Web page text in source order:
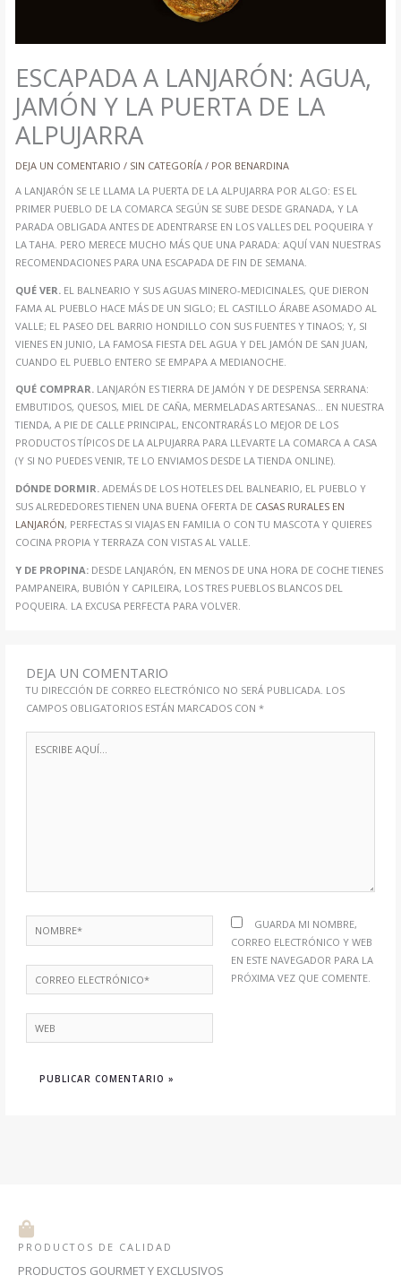
ESCAPADA A LANJARÓN: AGUA,
JAMÓN Y LA PUERTA DE LA
ALPUJARRA
DEJA UN COMENTARIO / SIN CATEGORÍA/ POR BENARDINA
A LANJARÓN SE LE LLAMA LA PUERTA DE LA ALPUJARRA POR ALGO: ES EL
PRIMER PUEBLO DE LA COMARCA SEGÚN SE SUBE DESDE GRANADA, Y LA
PARADA OBLIGADA ANTES DE ADENTRARSE EN LOS VALLES DEL POQUEIRA Y
LA TAHA. PERO MERECE MUCHO MÁS QUE UNA PARADA: AQUÍ VAN NUESTRAS
RECOMENDACIONES PARA UNA ESCAPADA DE FIN DE SEMANA.
QUÉ VER. EL BALNEARIO Y SUS AGUAS MINERO-MEDICINALES, QUE DIERON
FAMA AL PUEBLO HACE MÁS DE UN SIGLO; EL CASTILLO ÁRABE ASOMADO AL
VALLE; EL PASEO DEL BARRIO HONDILLO CON SUS FUENTES Y TINAOS; Y, SI
VIENES EN JUNIO, LA FAMOSA FIESTA DEL AGUA Y DEL JAMÓN DE SAN JUAN,
CUANDO EL PUEBLO ENTERO SE EMPAPA A MEDIANOCHE.
QUÉ COMPRAR.LANJARÓN ES TIERRA DE JAMÓN Y DE DESPENSA SERRANA:
EMBUTIDOS, QUESOS, MIEL DE CAÑA, MERMELADAS ARTESANAS… EN NUESTRA
TIENDA, A PIE DE CALLE PRINCIPAL, ENCONTRARÁS LO MEJOR DE LOS
PRODUCTOS TÍPICOS DE LA ALPUJARRA PARA LLEVARTE LA COMARCA A CASA
(Y SI NO PUEDES VENIR, TE LO ENVIAMOS DESDE LA TIENDA ONLINE).
DÓNDE DORMIR.ADEMÁS DE LOS HOTELES DEL BALNEARIO, EL PUEBLO Y
SUS ALREDEDORES TIENEN UNA BUENA OFERTA DE CASAS RURALES EN
LANJARÓN, PERFECTAS SI VIAJAS EN FAMILIA O CON TU MASCOTA Y QUIERES
COCINA PROPIA Y TERRAZA CON VISTAS AL VALLE.
Y DE PROPINA:DESDE LANJARÓN, EN MENOS DE UNA HORA DE COCHE TIENES
PAMPANEIRA, BUBIÓN Y CAPILEIRA, LOS TRES PUEBLOS BLANCOS DEL
POQUEIRA. LA EXCUSA PERFECTA PARA VOLVER.
DEJA UN COMENTARIO
TU DIRECCIÓN DE CORREO ELECTRÓNICO NO SERÁ PUBLICADA. LOS
CAMPOS OBLIGATORIOS ESTÁN MARCADOS CON*
AQUÍ...
GUARDA MI NOMBRE,
CORREO ELECTRÓNICO Y WEB
EN ESTE NAVEGADOR PARA LA
PRÓXIMA VEZ QUE COMENTE.
PRODUCTOS DE CALIDAD
PRODUCTOS GOURMET Y EXCLUSIVOS